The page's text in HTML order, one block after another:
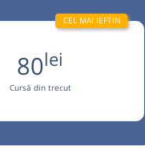
80lei
Cursă din trecut